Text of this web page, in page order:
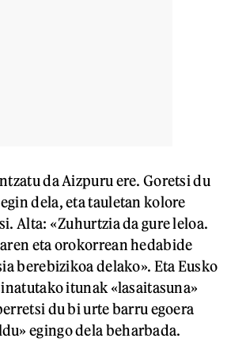
da Aizpuru ere. Goretsi du
dela, eta tauletan kolore
Alta: «Zuhurtzia da gure leloa.
eta orokorrean hedabide
berebizikoa delako». Eta Eusko
itunak «lasaitasuna»
du bi urte barru egoera
egingo dela beharbada.